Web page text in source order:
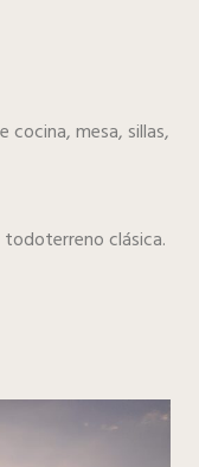
cocina, mesa, sillas,
todoterreno clásica.